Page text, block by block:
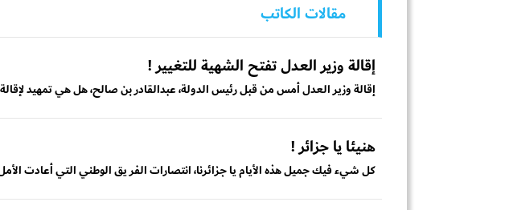
مقالات الكاتب
إقالة وزير العدل تفتح الشهية للتغيير !
إقالة وزير العدل أمس من قبل رئيس الدولة، عبدالقادر بن صالح، هل هي تمهيد
هنيئا يا جزائر !
كل شيء فيك جميل هذه الأيام يا جزائرنا، انتصارات الفر يق الوطني التي أعادت